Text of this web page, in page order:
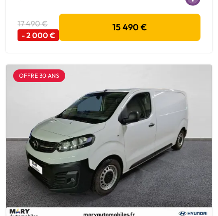
17 490 €
- 2 000 €
15 490 €
OFFRE 30 ANS